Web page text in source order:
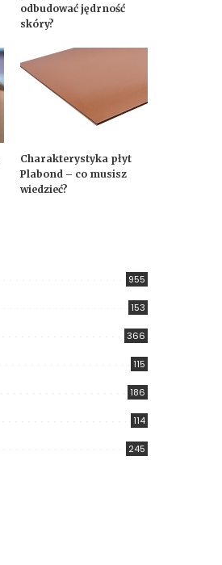
odbudować jędrność
skóry?
Charakterystyka płyt
Plabond – co musisz
wiedzieć?
955
153
366
115
186
114
245